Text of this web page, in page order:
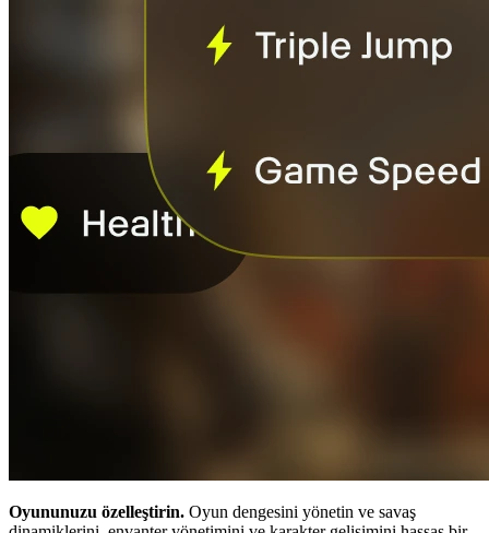
Oyununuzu özelleştirin. Oyun dengesini yönetin ve savaş